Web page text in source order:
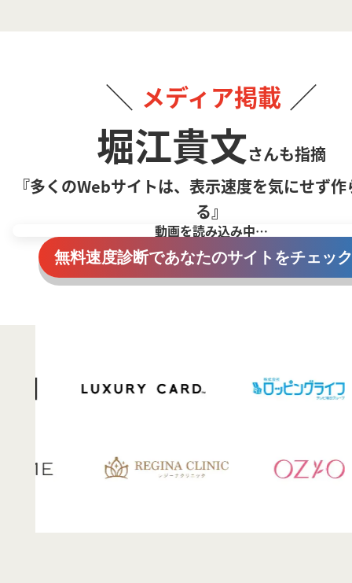
メディア掲載
堀江貴文さんも指摘
『多くのWebサイトは、 表示速度を気にせず作
る』
動画を読み込み中…
無料速度診断であなたのサイトをチェッ